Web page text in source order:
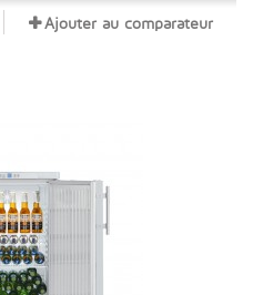
Ajouter au comparateur